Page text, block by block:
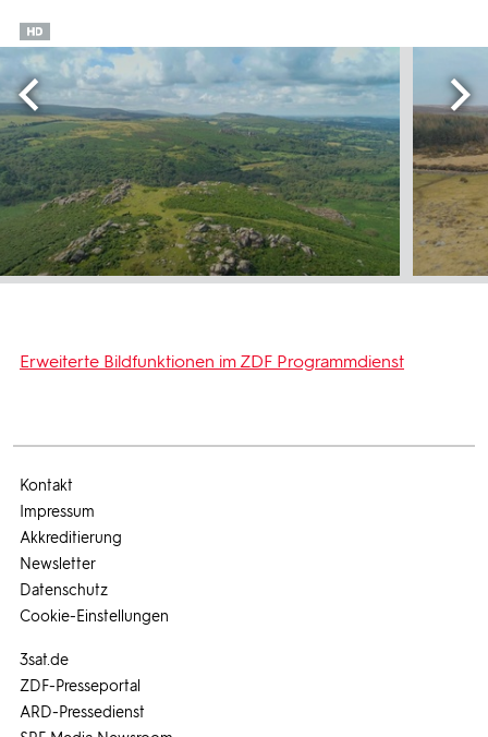
Erweiterte Bildfunktionen im ZDF Programmdienst
3sat.de
ZDF-Presseportal
ARD-Pressedienst
Kontakt
Impressum
Akkreditierung
Newsletter
Datenschutz
Cookie-Einstellungen